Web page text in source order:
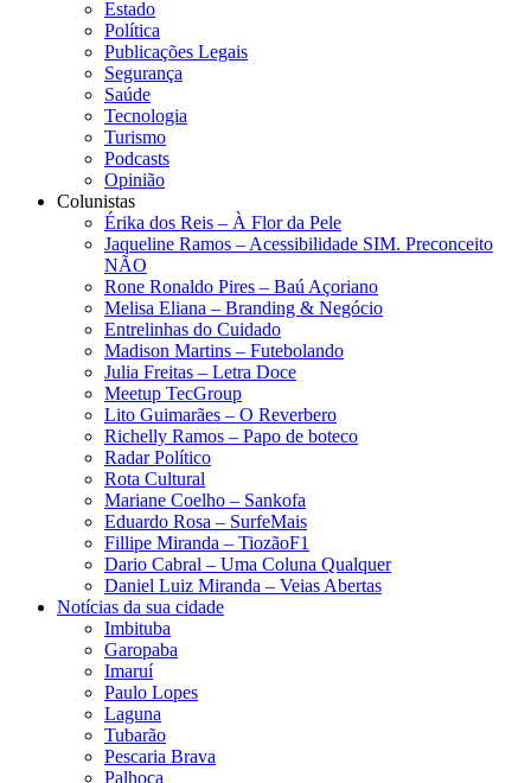
Estado
Política
Publicações Legais
Segurança
Saúde
Tecnologia
Turismo
Podcasts
Opinião
Colunistas
Érika dos Reis​ – À Flor da Pele
Jaqueline Ramos – Acessibilidade SIM. Preconceito
NÃO
Rone Ronaldo Pires – Baú Açoriano
Melisa Eliana – Branding & Negócio
Entrelinhas do Cuidado
Madison Martins – Futebolando
Julia Freitas​ – Letra Doce
Meetup TecGroup
Lito Guimarães – O Reverbero
Richelly Ramos​ – Papo de boteco
Radar Político
Rota Cultural
Mariane Coelho – Sankofa
Eduardo Rosa​ – SurfeMais
Fillipe Miranda – TiozãoF1
Dario Cabral – Uma Coluna Qualquer
Daniel Luiz Miranda – Veias Abertas
Notícias da sua cidade
Imbituba
Garopaba
Imaruí
Paulo Lopes
Laguna
Tubarão
Pescaria Brava
Palhoça